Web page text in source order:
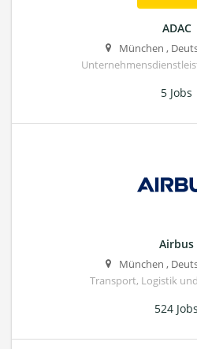
ADAC
München ,
5 Jobs
Airbus
München ,
Transport, Logistik
524 Jobs